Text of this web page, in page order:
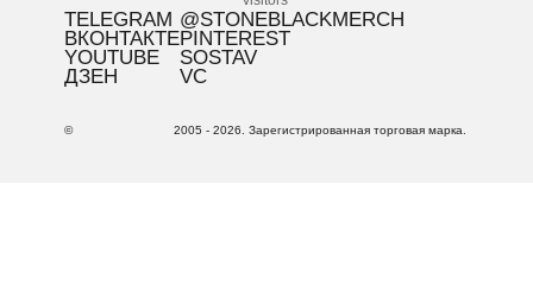
TELEGRAM
ВКОНТАКТЕ
YOUTUBE
ДЗЕН
@STONEBLACKMERCH
PINTEREST
SOSTAV
VC
© 2005 - 2026. Зарегистрированная торговая марка.